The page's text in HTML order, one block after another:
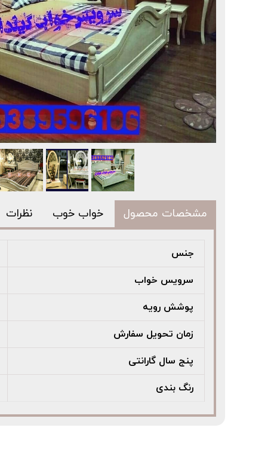
مشخصات محصول خواب خوب نظرات
جنس
سرویس خواب
پوشش رویه
زمان تحویل سفارش
پنج سال گارانتی
رنگ بندی